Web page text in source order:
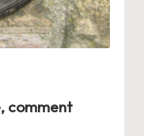
comment